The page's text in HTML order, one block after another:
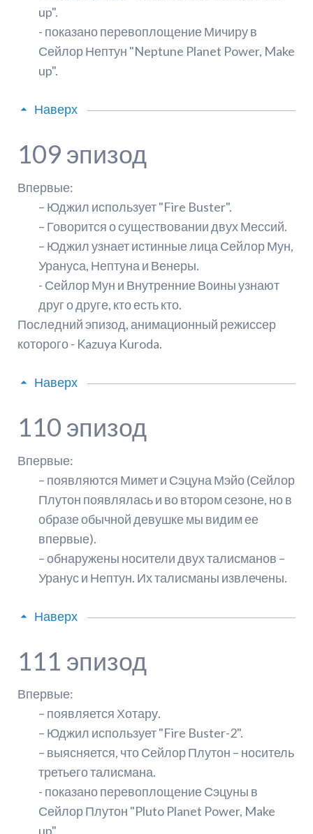
up".
- показано перевоплощение Мичиру в
Сейлор Нептун "Neptune Planet Power, Make
up".
Наверх
109 эпизод
Впервые:
– Юджил использует "Fire Buster".
– Говорится о существовании двух Мессий.
– Юджил узнает истинные лица Сейлор Мун,
Урануса, Нептуна и Венеры.
- Сейлор Мун и Внутренние Воины узнают
друг о друге, кто есть кто.
Последний эпизод, анимационный режиссер
которого - Kazuya Kuroda.
Наверх
110 эпизод
Впервые:
– появляются Мимет и Сэцуна Мэйо (Сейлор
Плутон появлялась и во втором сезоне, но в
образе обычной девушке мы видим ее
впервые).
– обнаружены носители двух талисманов –
Уранус и Нептун. Их талисманы извлечены.
Наверх
111 эпизод
Впервые:
– появляется Хотару.
– Юджил использует "Fire Buster-2".
– выясняется, что Сейлор Плутон – носитель
третьего талисмана.
- показано перевоплощение Сэцуны в
Сейлор Плутон "Pluto Planet Power, Make
up".